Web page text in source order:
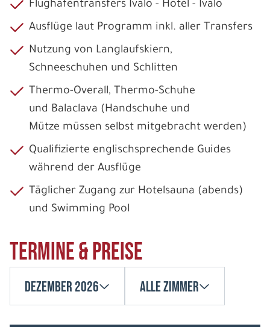
Flughafentransfers Ivalo - Hotel - Ivalo
Ausflüge laut Programm inkl. aller Transfers
Nutzung von Langlaufskiern,
Schneeschuhen und Schlitten
Thermo-Overall, Thermo-Schuhe
und Balaclava (Handschuhe und
Mütze müssen selbst mitgebracht werden)
Qualifizierte englischsprechende Guides
während der Ausflüge
Täglicher Zugang zur Hotelsauna (abends)
und Swimming Pool
Termine & Preise
Dezember 2026 Alle Zimmer